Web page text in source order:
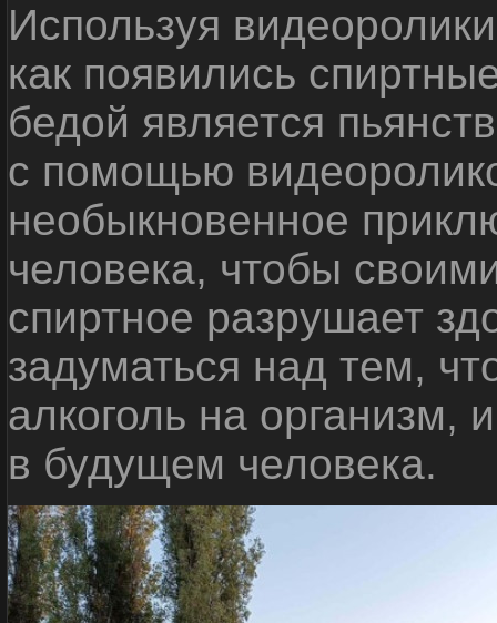
Используя
как появились
бедой является
с помощью
необыкновенное
человека, чтобы
спиртное разрушает
задуматься над тем,
алкоголь на организм,
в будущем человека.